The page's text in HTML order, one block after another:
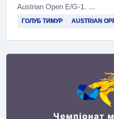
Austrian Open E/G-1. …
ГОЛУБ ТИМУР AUSTRIAN